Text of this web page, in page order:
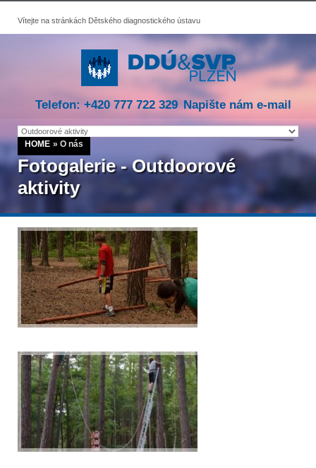
Vítejte na stránkách Dětského diagnostického ústavu
Telefon: +420 777 722 329 Napište nám e-mail
HOME » O nás
Fotogalerie - Outdoorové
aktivity